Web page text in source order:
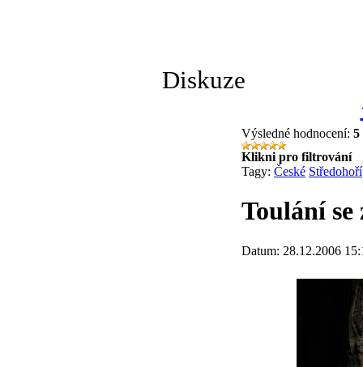
Diskuze
Výsledné hodnocení: 5
Klikni pro filtrování
Tagy: České Středohoří
Toulání
Datum: 28.12.2006